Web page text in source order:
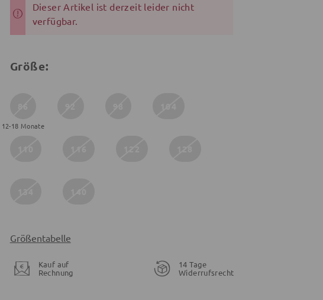
Dieser Artikel ist derzeit leider nicht
verfügbar.
Größe:
12-18 Monate
Größentabelle
Kauf auf
Rechnung
14 Tage
Widerrufsrecht